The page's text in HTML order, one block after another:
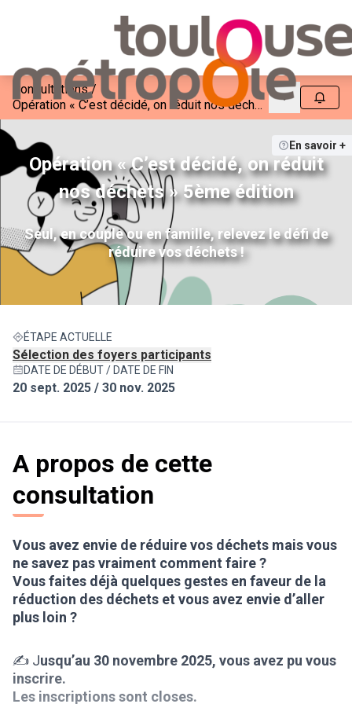
Consultations /
Opération « C’est décidé, on réduit nos déchets » 5ème édition
Menu Suivre
En savoir +
Opération « C’est décidé, on réduit
nos déchets » 5ème édition
Seul, en couple ou en famille, relevez le défi de
réduire vos déchets !
ÉTAPE ACTUELLE
Sélection des foyers participants
DATE DE DÉBUT / DATE DE FIN
20 sept. 2025 / 30 nov. 2025
A propos de cette
consultation
Vous avez envie de réduire vos déchets mais vous
ne savez pas vraiment comment faire ?
Vous faites déjà quelques gestes en faveur de la
réduction des déchets et vous avez envie d’aller
plus loin ?
✍ Jusqu’au 30 novembre 2025, vous avez pu vous
inscrire.
Les inscriptions sont closes.